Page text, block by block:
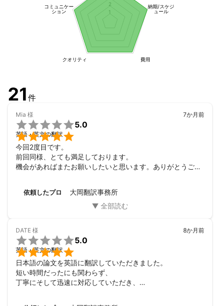
納期/スケジ
ュール
費用
クオリティ
コミュニケー
ション
1
2
21 件
Mia 様


5.0
英語・英文の翻訳
7か月前
今回2度目です。
前回同様、とても満足しております。
機会があればまたお願いしたいと思います。ありがとうござ
依頼したプロ 大岡翻訳事務所
DATE 様


5.0
英語・英文の翻訳
8か月前
日本語の論文を英語に翻訳していただきました。
短い時間だったにも関わらず、
丁寧にそして迅速に対応していただき、